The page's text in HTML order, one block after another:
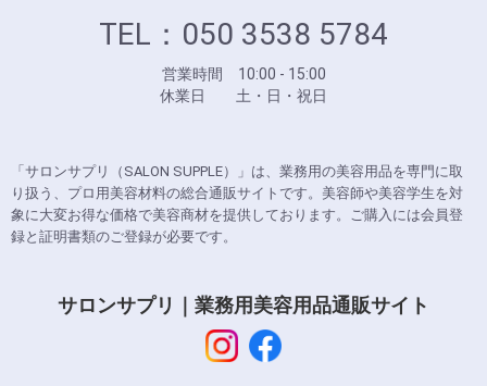
TEL：050 3538 5784
営業時間 10:00 - 15:00
休業日 土・日・祝日
「サロンサプリ（SALON SUPPLE）」は、業務用の美容用品を専門に取
り扱う、プロ用美容材料の総合通販サイトです。美容師や美容学生を対
象に大変お得な価格で美容商材を提供しております。ご購入には会員登
録と証明書類のご登録が必要です。
サロンサプリ｜業務用美容用品通販サイト